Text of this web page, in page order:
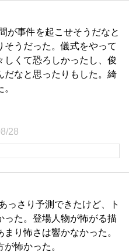
が事件を起こせそうだなと
そうだった。儀式をやって
しくて恐ろしかったし、俊
だなと思ったりもした。綺
28
っさり予測できたけど、ト
った。登場人物が怖がる描
り怖さは響かなかった。
怖かった。